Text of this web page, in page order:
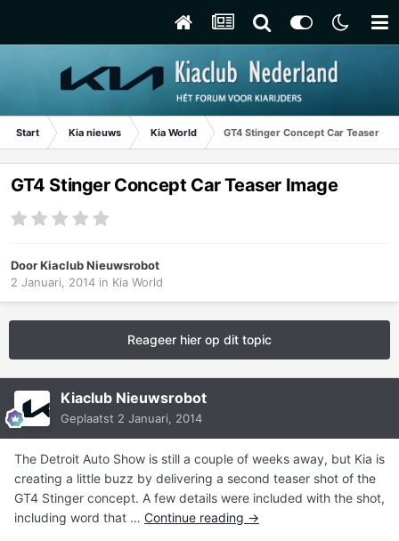
Start Kia nieuws Kia World GT4 Stinger Concept Car Teaser
GT4 Stinger Concept Car Teaser Image
DoorKiaclub Nieuwsrobot
2 Januari, 2014 in Kia World
Reageer hier op dit topic
Kiaclub Nieuwsrobot
Geplaatst 2 Januari, 2014
The Detroit Auto Show is still a couple of weeks away, but Kia is
creating a little buzz by delivering a second teaser shot of the
GT4 Stinger concept. A few details were included with the shot,
including word that … Continue reading →